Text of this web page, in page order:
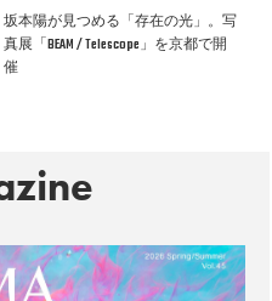
坂本陽が見つめる「存在の光」。写
真展「BEAM / Telescope」を京都で開
催